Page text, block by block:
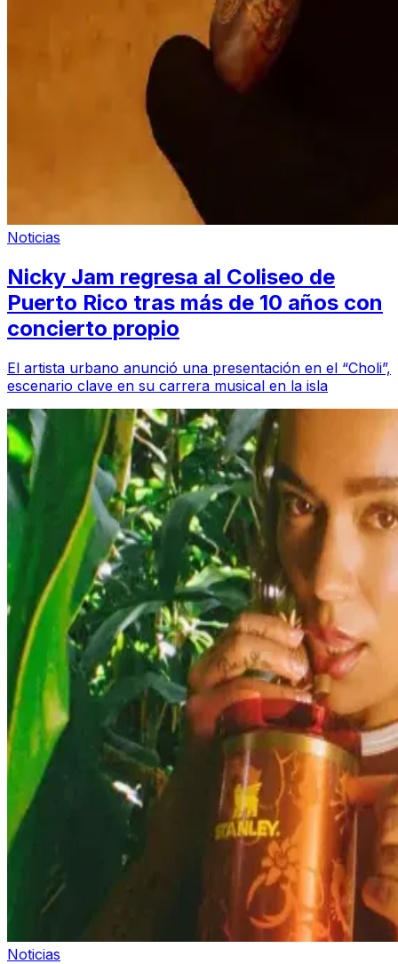
Noticias
Nicky Jam regresa al Coliseo de
Puerto Rico tras más de 10 años con
concierto propio
El artista urbano anunció una presentación en el “Choli”,
escenario clave en su carrera musical en la isla
Noticias